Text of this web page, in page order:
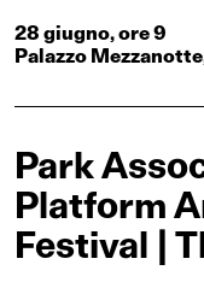
28 giugno, ore 9
Palazzo
Park
Platform
Festival |